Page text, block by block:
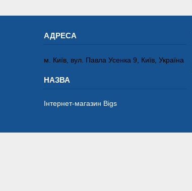
м. Київ, вул. Павла Усенка 9, Київ, Україна
Інтернет-магазин Bigs